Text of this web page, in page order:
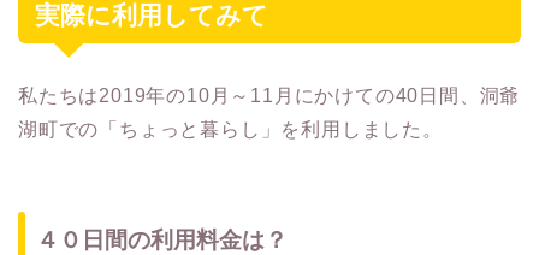
実際に利用してみて
私たちは2019年の10月～11月にかけての40日間、洞爺
湖町での「ちょっと暮らし」を利用しました。
４０日間の利用料金は？